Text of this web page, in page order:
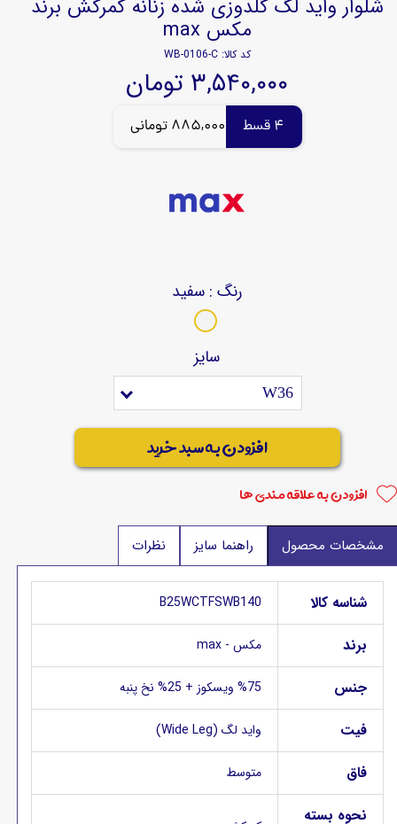
شلوار واید لگ گلدوزی شده زنانه کمرکش برند
مکس max
کد کالا: WB-0106-C
۳,۵۴۰,۰۰۰ تومان
4 قسط 885,000 تومانی
رنگ : سفید
سایز
W36
افزودن به سبد خرید
افزودن به علاقه مندی ها
مشخصات محصول راهنما سایز نظرات
شناسه کالا B25WCTFSWB140
برند مکس - max
جنس %75 ویسکوز + 25% نخ پنبه
فیت واید لگ (Wide Leg)
فاق متوسط
نحوه بسته